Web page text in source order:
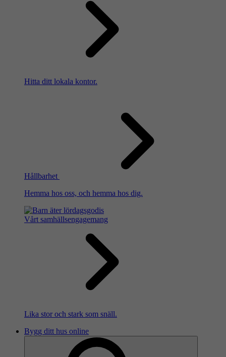
Hitta ditt lokala kontor.
Hållbarhet
Hemma hos oss, och hemma hos dig.
Vårt samhällsengagemang
Lika stor och stark som snäll.
Bygg ditt hus online